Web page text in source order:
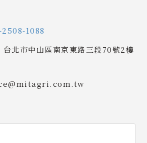
1088
北市中山區南京東路三段70號2樓